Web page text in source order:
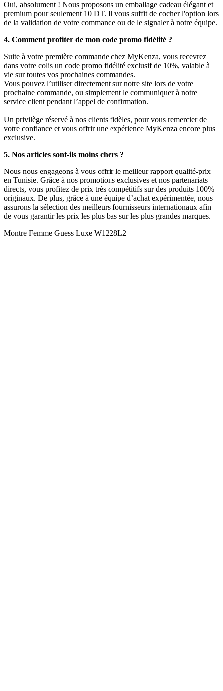
Oui, absolument ! Nous proposons un emballage cadeau élégant et
premium pour seulement 10 DT. Il vous suffit de cocher l'option lors
de la validation de votre commande ou de le signaler à notre équipe.
4. Comment profiter de mon code promo fidélité ?
Suite à votre première commande chez MyKenza, vous recevrez
dans votre colis un code promo fidélité exclusif de 10%, valable à
vie sur toutes vos prochaines commandes.
Vous pouvez l’utiliser directement sur notre site lors de votre
prochaine commande, ou simplement le communiquer à notre
service client pendant l’appel de confirmation.
Un privilège réservé à nos clients fidèles, pour vous remercier de
votre confiance et vous offrir une expérience MyKenza encore plus
exclusive.
5. Nos articles sont-ils moins chers ?
Nous nous engageons à vous offrir le meilleur rapport qualité-prix
en Tunisie. Grâce à nos promotions exclusives et nos partenariats
directs, vous profitez de prix très compétitifs sur des produits 100%
originaux. De plus, grâce à une équipe d’achat expérimentée, nous
assurons la sélection des meilleurs fournisseurs internationaux afin
de vous garantir les prix les plus bas sur les plus grandes marques.
Montre Femme Guess Luxe W1228L2